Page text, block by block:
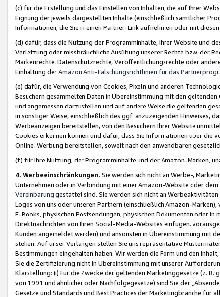
(c) für die Erstellung und das Einstellen von Inhalten, die auf Ihrer
Eignung der jeweils dargestellten Inhalte (einschließlich sämtlicher
Informationen, die Sie in einen Partner-Link aufnehmen oder mit
(d) dafür, dass die Nutzung der Programminhalte, Ihrer Website und
Verletzung oder missbräuchliche Ausübung unserer Rechte bzw. der
Markenrechte, Datenschutzrechte, Veröffentlichungsrechte oder
Einhaltung derAmazon Anti-Fälschungsrichtlinien für das
(e) dafür, die Verwendung von Cookies, Pixeln und anderen
Besuchern gesammelten Daten in Übereinstimmung mit den
und angemessen darzustellen und auf andere Weise die geltenden
in sonstiger Weise, einschließlich des ggf. anzuzeigenden Hinweises,
Werbeanzeigen bereitstellen, von den Besuchern Ihrer Website
Cookies erkennen können und dafür, dass Sie Informationen über die
Online-Werbung bereitstellen, soweit nach den anwendbaren
(f) für Ihre Nutzung, der Programminhalte und der Amazon-Marken,
4. Werbeeinschränkungen. Sie werden sich nicht an Werbe-,
Unternehmen oder in Verbindung mit einer Amazon-Website oder
Vereinbarung gestattet sind. Sie werden sich nicht an
Logos von uns oder unseren Partnern (einschließlich Amazon-
E-Books, physischen Postsendungen, physischen Dokumenten oder in
Direktnachrichten von Ihren Social-Media-Websites einfügen.
Kunden angemeldet werden) und ansonsten in Übereinstimmung mit
stehen. Auf unser Verlangen stellen Sie uns repräsentative
Bestimmungen eingehalten haben. Wir werden die Form und den
Sie die Zertifizierung nicht in Übereinstimmung mit unserer
Klarstellung: (i) Für die Zwecke der geltenden Marketinggesetze (z. B.
von 1991 und ähnlicher oder Nachfolgegesetze) sind Sie der
Gesetze und Standards und Best Practices der Marketingbranche für